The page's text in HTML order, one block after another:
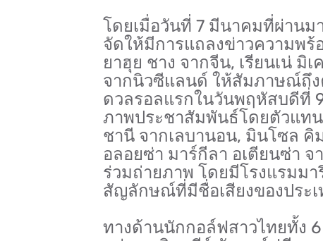
โดยเมื่อวันที่ 7 มีนาคมที่ผ่านม
จัดให้มีการแถลงข่าวความพ
ยาฮุย ชาง จากจีน, เรียนเน่
จากนิวซีแลนด์ ให้สัมภาษณ์ถึ
ดวลรอลแรกในวันพฤหัสบดีที่
ภาพประชาสัมพันธ์โดยตัวแท
ชานี จากเลบานอน, มินโซล คิ
อลอยซ่า มาร์กีลา อเตียนซ่า
ร่วมถ่ายภาพ โดยมีโรงแรมม
สัญลักษณ์ที่มีชื่อเสียงของประเ
ทางด้านนักกอล์ฟสาวไทยทั้ง